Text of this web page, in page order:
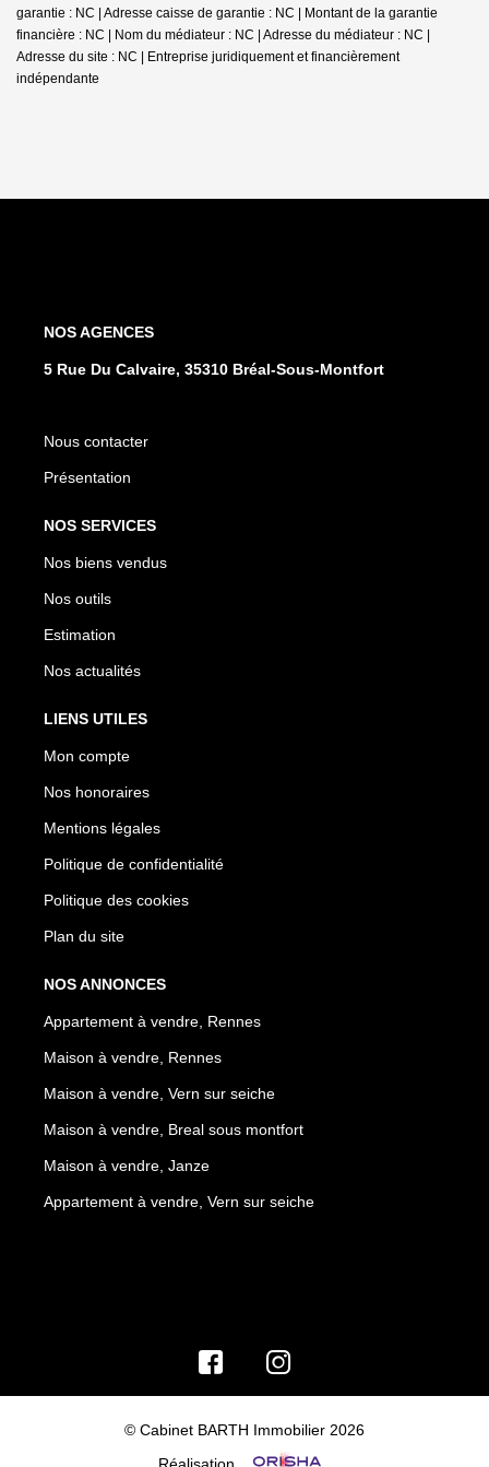
garantie : NC | Adresse caisse de garantie : NC | Montant de la garantie
financière : NC | Nom du médiateur : NC | Adresse du médiateur : NC |
Adresse du site : NC | Entreprise juridiquement et financièrement
indépendante
NOS AGENCES
5 Rue Du Calvaire, 35310 Bréal-Sous-Montfort
Nous contacter
Présentation
NOS SERVICES
Nos biens vendus
Nos outils
Estimation
Nos actualités
LIENS UTILES
Mon compte
Nos honoraires
Mentions légales
Politique de confidentialité
Politique des cookies
Plan du site
NOS ANNONCES
Appartement à vendre, Rennes
Maison à vendre, Rennes
Maison à vendre, Vern sur seiche
Maison à vendre, Breal sous montfort
Maison à vendre, Janze
Appartement à vendre, Vern sur seiche
© Cabinet BARTH Immobilier 2026
Réalisation